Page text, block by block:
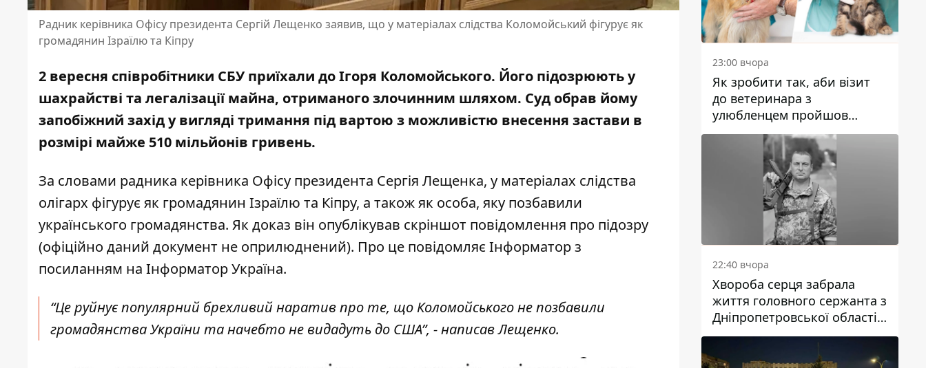
Радник керівника Офісу президента Сергій Лещенко заявив, що у матеріалах слідства Коломойський фігурує як
громадянин Ізраїлю та Кіпру
2 вересня співробітники СБУ приїхали до Ігоря Коломойського. Його підозрюють у
шахрайстві та легалізації майна, отриманого злочинним шляхом. Суд обрав йому
запобіжний західу вигляді тримання під вартою з можливістю внесення застави в
розмірі майже 510 мільйонів гривень.
За словами радника керівника Офісу президента Сергія Лещенка, у матеріалах слідства
олігарх фігурує як громадянин Ізраїлю та Кіпру, а також як особа, яку позбавили
українського громадянства. Як доказ він опублікував скріншот повідомлення про підозру
(офіційно даний документ не оприлюднений). Про це повідомляє Інформатор з
посиланням на Інформатор Україна.
“Це руйнує популярний брехливий наратив про те, що Коломойського не позбавили
громадянства України та начебто не видадуть до США”, - написав Лещенко.
23:00 вчора
Як зробити так, аби візит
до ветеринара з
улюбленцем пройшов
спокійно: прості поради
22:40 вчора
Хвороба серця забрала
життя головного сержанта з
Дніпропетровської області
Юрія Свистуна